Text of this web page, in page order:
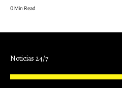
0 Min Read
Noticias 24/7